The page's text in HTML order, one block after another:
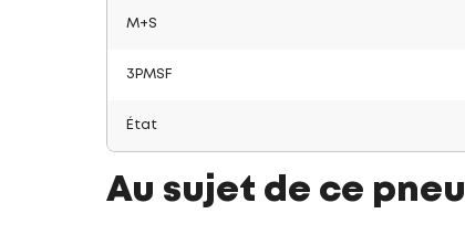
M+S
3PMSF
État
Au sujet de ce pneu